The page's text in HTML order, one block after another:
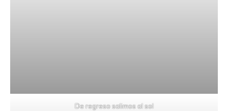
De regreso salimos al sol